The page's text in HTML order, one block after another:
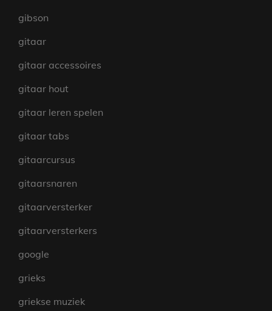
gibson
gitaar
gitaar accessoires
gitaar hout
gitaar leren spelen
gitaar tabs
gitaarcursus
gitaarsnaren
gitaarversterker
gitaarversterkers
google
grieks
griekse muziek